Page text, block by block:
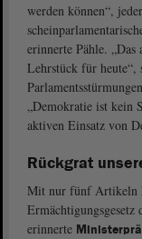
werden können“,
erinnerte Pähle. „Das
Lehrstück für heute“,
„Demokratie ist kein
aktiven Einsatz von
Rückgrat
Mit nur fünf Artikeln
Ermächtigungsgesetz
erinnerte